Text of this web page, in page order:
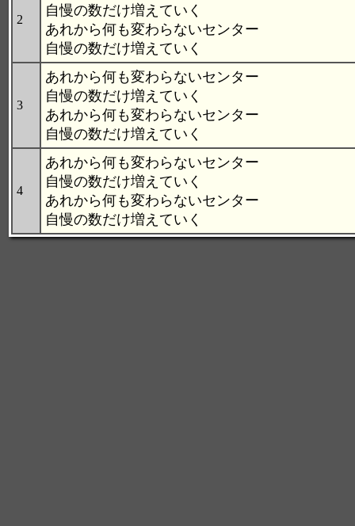
2
自慢の数だけ増えていく
あれから何も変わらないセンター
自慢の数だけ増えていく
3
あれから何も変わらないセンター
自慢の数だけ増えていく
あれから何も変わらないセンター
自慢の数だけ増えていく
4
あれから何も変わらないセンター
自慢の数だけ増えていく
あれから何も変わらないセンター
自慢の数だけ増えていく